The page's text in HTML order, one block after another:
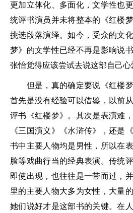
更加立体化、多面化，文学性也
统评书演员并未将整本的《红楼
挑选段落演绎。如今，受众的文
梦》的文学性已经不再是影响说
张怡觉得应该尝试去说这部自己心
但是，真的确定要说《红楼梦
首先是没有经验可以借鉴，以前
评书《红楼梦》。其次是表演难
《三国演义》《水浒传》，还是
书中主要人物均是男性，所以在
脸等戏曲行当的经典表演。传统
即使出现，也往往是一带而过，
里的主要人物大多为女性，大量
她们说好才是这部书的关键。在